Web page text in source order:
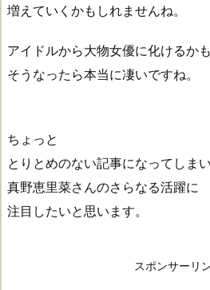
増えていくかもしれませんね。
アイドルから大物女優に化けるか
そうなったら本当に凄いですね。
ちょっと
とりとめのない記事になってしま
真野恵里菜さんのさらなる活躍に
注目したいと思います。
スポンサーリ